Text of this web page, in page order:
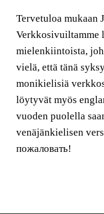
Tervetuloa mukaan
Verkkosivuiltamme
mielenkiintoista,
vielä, että tänä
monikielisiä
löytyvät myös
vuoden puolella
venäjänkielisen
пожаловать!